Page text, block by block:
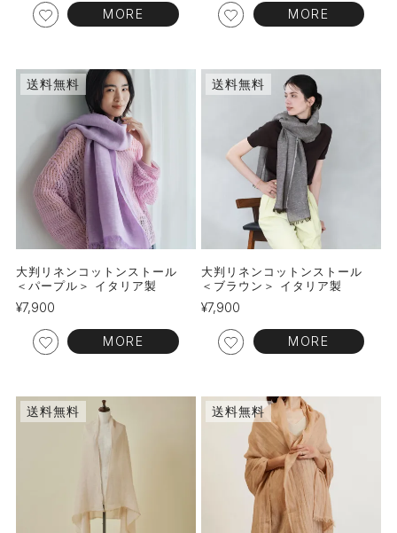
MORE MORE
送料無料
大判リネンコットンストール
＜パープル＞ イタリア製
¥7,900
MORE
送料無料
大判リネンコットンストール
＜ブラウン＞ イタリア製
¥7,900
MORE
送料無料 送料無料